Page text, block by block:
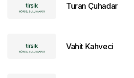
Turan Çuhadar
Vahit Kahveci